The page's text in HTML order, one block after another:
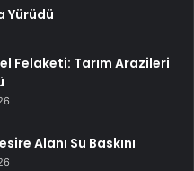
Yürüdü
Felaketi: Tarım Arazileri
Alanı Su Baskını